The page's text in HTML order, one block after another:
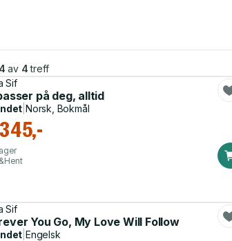
4 av 4 treff
Sif
på deg, alltid
|Norsk, Bokmål
345,-
Sif
You Go, My Love Will Follow
|Engelsk